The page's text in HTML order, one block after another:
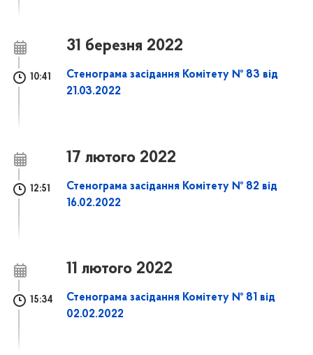
31 березня 2022
10:41
Стенограма засідання Комітету № 83 від
21.03.2022
17 лютого 2022
12:51
Стенограма засідання Комітету № 82 від
16.02.2022
11 лютого 2022
15:34
Стенограма засідання Комітету № 81 від
02.02.2022